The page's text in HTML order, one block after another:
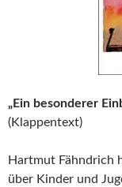
„Ein besonderer
(Klappentext)
Hartmut Fähndrich
über Kinder und